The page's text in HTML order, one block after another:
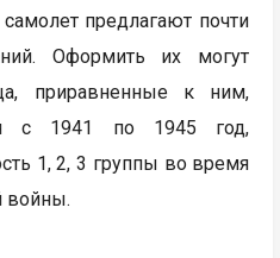
предлагают почти
Оформить их могут
приравненные к ним,
с 1941 по 1945 год,
1, 2, 3 группы во время
войны.